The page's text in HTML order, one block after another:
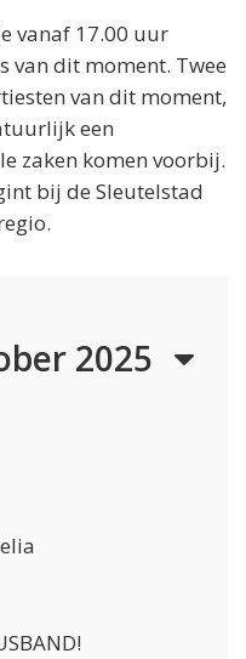
vanaf 17.00 uur
van dit moment. Twee
van dit moment,
een
zaken komen voorbij.
bij de Sleutelstad
2025